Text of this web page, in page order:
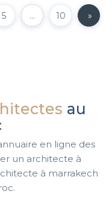
5 … 10 »
au
en ligne des
un architecte à
à marrakech